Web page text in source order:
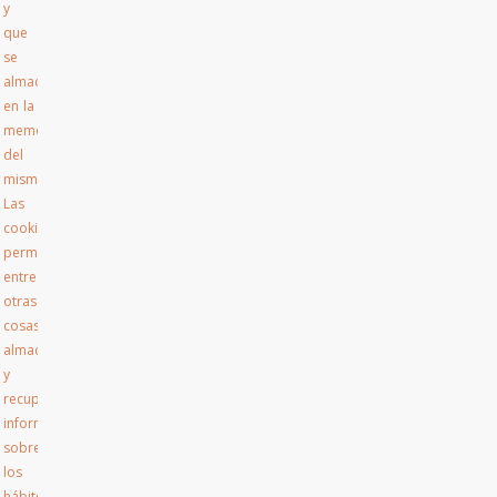
y
que
se
almacenan
en la
memoria
del
mismo.
Las
cookies
permiten,
entre
otras
cosas,
almacenar
y
recuperar
información
sobre
los